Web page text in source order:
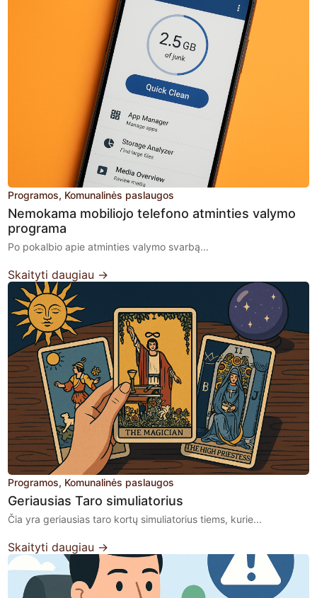
Programos Komunalinės paslaugos
Nemokama mobiliojo telefono atminties valymo
programa
Po pokalbio apie atminties valymo svarbą...
Skaityti daugiau →
Programos Komunalinės paslaugos
Geriausias Taro simuliatorius
Čia yra geriausias taro kortų simuliatorius tiems, kurie...
Skaityti daugiau →